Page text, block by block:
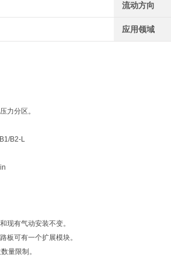
流动方向
应用领域
力分区。
B2-L
现有气动安装不变。
气路板可有一个扩展模块。
量限制。